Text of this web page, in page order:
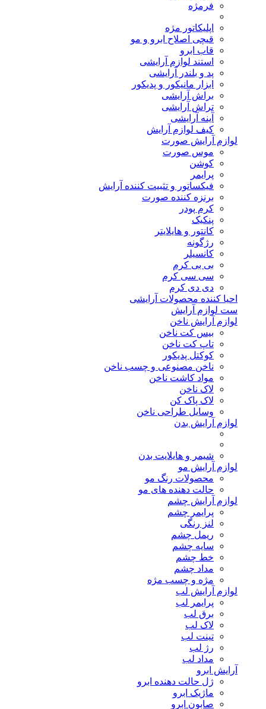
فرمژه
اپلیکاتور مژه
قیچی اصلاح ابرو و مو
قاب ابرو
استند لوازم آرایشی
پد و بلندر آرایشی
ابزار مانیکور و پدیکور
براش آرایشی
تراش آرایشی
آینه آرایشی
کیف لوازم آرایش
لوازم آرایش صورت
موس صورت
کوشن
پرایمر
فیکساتور و تثبیت کننده آرایش
برنزه کننده صورت
کرم پودر
پنکیک
کانتور و هایلایتر
رژگونه
کانسیلر
بی بی کرم
سی سی کرم
دی دی کرم
احیا کننده محصولات آرایشی
ست لوازم آرایش
لوازم آرایش ناخن
بیس کت ناخن
تاپ کت ناخن
کوکتل پدیکور
ناخن مصنوعی و چسب ناخن
مواد کاشت ناخن
لاک ناخن
لاک پاک کن
وسایل طراحی ناخن
لوازم آرایش بدن
شیمر و هایلایت بدن
لوازم آرایش مو
محصولات رنگ مو
حالت دهنده های مو
لوازم آرایش چشم
پرایمر چشم
لنز رنگی
ریمل چشم
سایه چشم
خط چشم
مداد چشم
مژه و چسب مژه
لوازم آرایش لب
پرایمر لب
برق لب
لاک لب
تینت لب
رژ لب
مداد لب
آرایش ابرو
ژل حالت دهنده ابرو
ماژیک ابرو
صابون ابرو